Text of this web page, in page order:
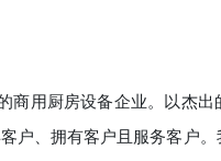
商用厨房设备企业。以杰
户、拥有客户且服务客户